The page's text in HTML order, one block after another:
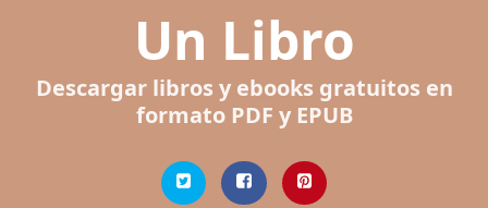
Un Libro
Descargar libros y ebooks gratuitos en
formato PDF y EPUB